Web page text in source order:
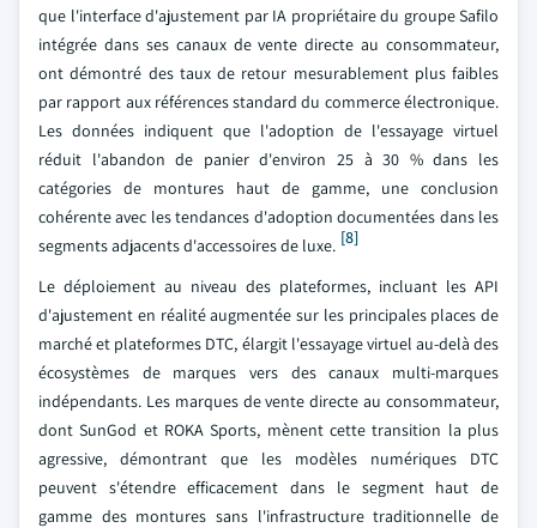
que l'interface d'ajustement par IA propriétaire du groupe Safilo
intégrée dans ses canaux de vente directe au consommateur,
ont démontré des taux de retour mesurablement plus faibles
par rapport aux références standard du commerce électronique.
Les données indiquent que l'adoption de l'essayage virtuel
réduit l'abandon de panier d'environ 25 à 30 % dans les
catégories de montures haut de gamme, une conclusion
cohérente avec les tendances d'adoption documentées dans les
segments adjacents d'accessoires de luxe. [8]
Le déploiement au niveau des plateformes, incluant les API
d'ajustement en réalité augmentée sur les principales places de
marché et plateformes DTC, élargit l'essayage virtuel au-delà des
écosystèmes de marques vers des canaux multi-marques
indépendants. Les marques de vente directe au consommateur,
dont SunGod et ROKA Sports, mènent cette transition la plus
agressive, démontrant que les modèles numériques DTC
peuvent s'étendre efficacement dans le segment haut de
gamme des montures sans l'infrastructure traditionnelle de